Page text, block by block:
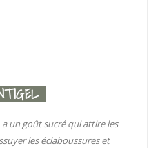
un goût sucré qui attire les
les éclaboussures et